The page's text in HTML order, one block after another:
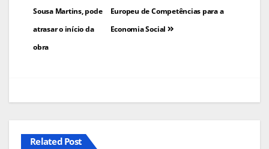
Europeu de Competências para a
Economia Social
Sousa Martins, pode
atrasar o início da
obra
Related Post